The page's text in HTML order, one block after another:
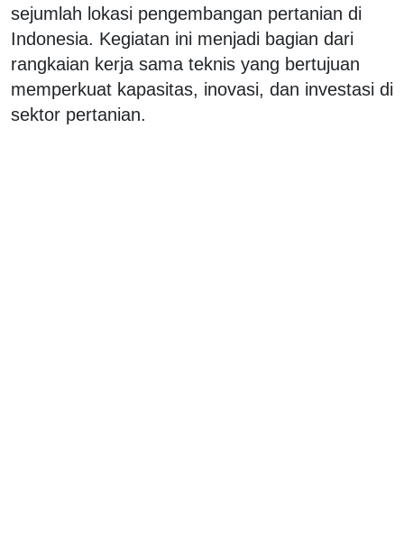
sejumlah lokasi pengembangan pertanian di
Indonesia. Kegiatan ini menjadi bagian dari
rangkaian kerja sama teknis yang bertujuan
memperkuat kapasitas, inovasi, dan investasi di
sektor pertanian.